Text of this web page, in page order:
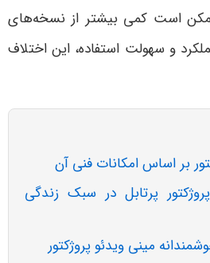
است کمی بیشتر از نسخه‌های
و سهولت استفاده، این اختلاف
بر اساس امکانات فنی آن
پرتابل در سبک زندگی
مینی ویدئو پروژکتور